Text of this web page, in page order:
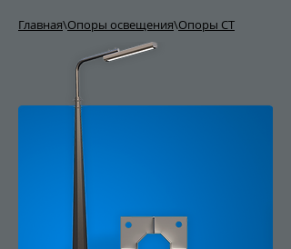
Главная\Опоры освещения\Опоры СТ